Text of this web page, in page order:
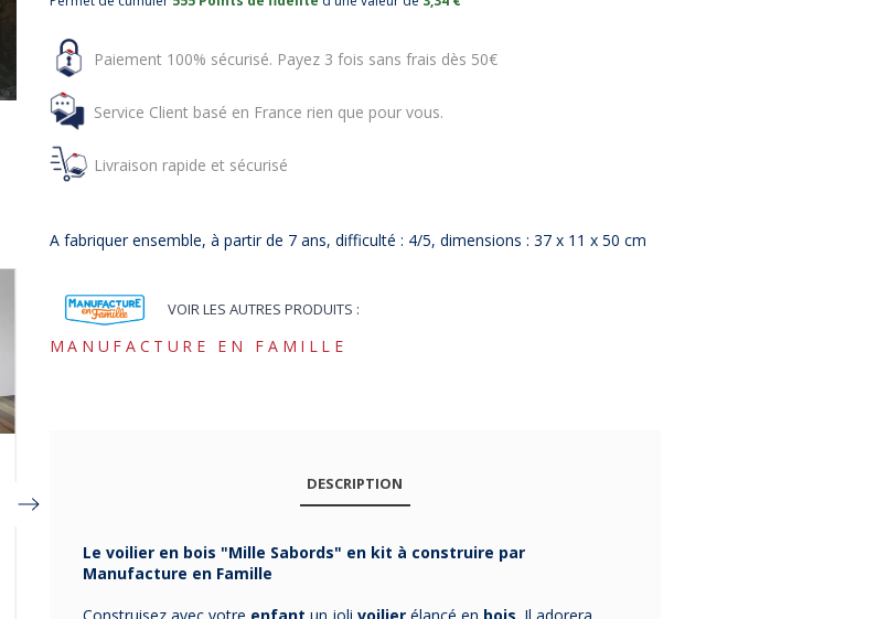
29,00 €
FORMULE-A de
la Ford Gran
Torino format
50x70.
29,00 €
50x70cm
50x70.
29,00 €
Paiement 100% sécurisé. Payez 3 fois sans frais dès 50€
Service Client basé en France rien que pour vous.
Livraison rapide et sécurisé
A fabriquer ensemble, à partir de 7 ans, difficulté : 4/5, dimensions : 37 x 11 x 50 cm
VOIR LES AUTRES PRODUITS :
MANUFACTURE EN FAMILLE
DESCRIPTION
Le voilier en bois "Mille Sabords" en kit à construire par
Manufacture en Famille
Construisez avec votre enfant un joli voilierélancé en bois. Il adorera